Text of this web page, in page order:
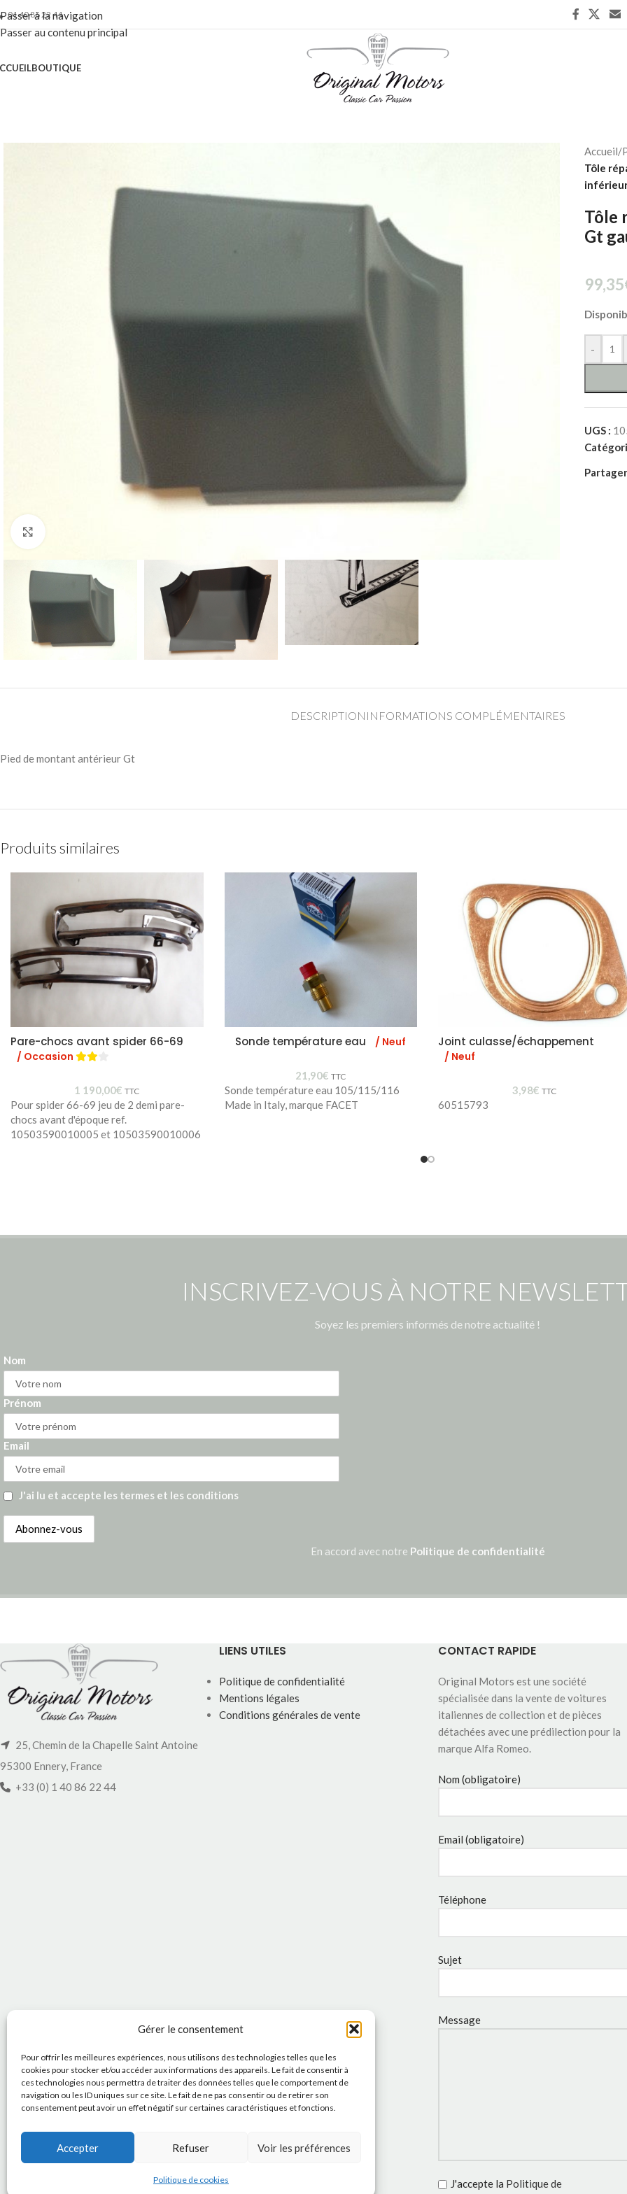
Gérer le consentement
Pour offrir les meilleures expériences, nous utilisons des technologies telles que les
cookies pour stocker et/ou accéder aux informations des appareils. Le fait de consentir à
ces technologies nous permettra de traiter des données telles que le comportement de
navigation ou les ID uniques sur ce site. Le fait de ne pas consentir ou de retirer son
consentement peut avoir un effet négatif sur certaines caractéristiques et fonctions.
Accepter Refuser Voir les préférences
Politique de cookies
Passer à la navigation
Passer au contenu principal
01 40 86 22 44
BOUTIQUE
Accueil/
Tôle
Tôle
Gt
99,35
-
UGS :
DESCRIPTION INFORMATIONS COMPLÉMENTAIRES
Pied de montant antérieur Gt
Produits similaires
Pare-chocs avant spider 66-69
/ Occasion
1 190,00€ TTC
Pour spider 66-69 jeu de 2 demi pare-
chocs avant d'époque ref.
10503590010005 et 10503590010006
Sonde température eau / Neuf
21,90€ TTC
Sonde température eau 105/115/116
Made in Italy, marque FACET
Joint culasse/échappement
/ Neuf
3,98€ TTC
60515793
INSCRIVEZ-VOUS À NOTRE
Soyez les premiers informés de notre actualité !
Nom
Prénom
Email
J'ai lu et accepte les termes et les conditions
En accord avec notre Politique de confidentialité
25, Chemin de la Chapelle Saint Antoine
95300 Ennery, France
+33 (0) 1 40 86 22 44
LIENS UTILES
Politique de confidentialité
Mentions légales
Conditions générales de vente
CONTACT RAPIDE
Original Motors est une société
spécialisée dans la vente de voitures
italiennes de collection et de pièces
détachées avec une prédilection pour la
marque Alfa Romeo.
Nom (obligatoire)
Email (obligatoire)
Téléphone
Sujet
Message
J'accepte la Politique de